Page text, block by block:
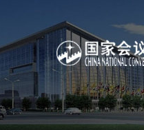
国家会议
服务行业 专业服务 网